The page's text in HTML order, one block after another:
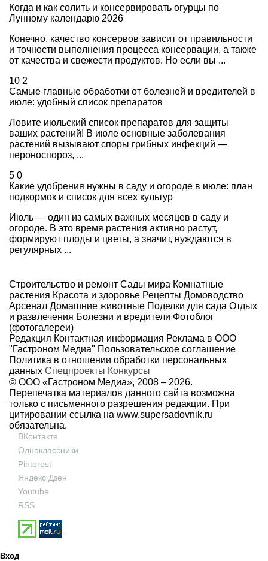
Когда и как солить и консервировать огурцы по
Лунному календарю 2026
Конечно, качество консервов зависит от правильности
и точности выполнения процесса консервации, а также
от качества и свежести продуктов. Но если вы ...
10 2
Самые главные обработки от болезней и вредителей в
июле: удобный список препаратов
Ловите июльский список препаратов для защиты
ваших растений! В июле основные заболевания
растений вызывают споры грибных инфекций —
пероноспороз, ...
5 0
Какие удобрения нужны в саду и огороде в июле: план
подкормок и список для всех культур
Июль — один из самых важных месяцев в саду и
огороде. В это время растения активно растут,
формируют плоды и цветы, а значит, нуждаются в
регулярных ...
Строительство и ремонт Сады мира Комнатные
растения Красота и здоровье Рецепты Домоводство
Арсенал Домашние животные Поделки для сада Отдых
и развлечения Болезни и вредители Фотоблог
(фотогалереи)
Редакция Контактная информация Реклама в ООО
"Гастроном Медиа" Пользовательское соглашение
Политика в отношении обработки персональных
данных Спецпроекты Конкурсы
© ООО «Гастроном Медиа», 2008 – 2026.
Перепечатка материалов данного сайта возможна
только с письменного разрешения редакции. При
цитировании ссылка на www.supersadovnik.ru
обязательна.
ВКонтакте
Одноклассники
Pinterest
Яндекс Дзен
Youtube
RSS
Вход